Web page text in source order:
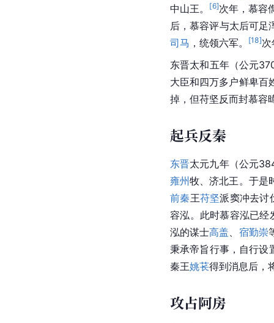
中山王。
[6]次年，慕容
后，慕容评与太后可足
司马 ，统领六军。 [18]
东晋太和五年（公元
大臣和四万多户鲜卑百
掉，但苻坚反而封慕容
起兵反秦
东晋太元九年（公元
雍州牧、济北王。于是
前秦王苻坚派窦冲去讨
容泓。此时慕容泓已经
泓的谋士高盖 宿勤崇
秉承帝旨行事，自行设
秦王姚苌得到消息后，
攻占阿房